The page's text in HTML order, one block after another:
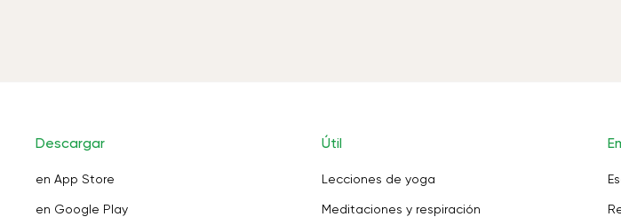
Descargar
en App Store
en Google Play
Útil
Lecciones de yoga
Meditaciones y respiración